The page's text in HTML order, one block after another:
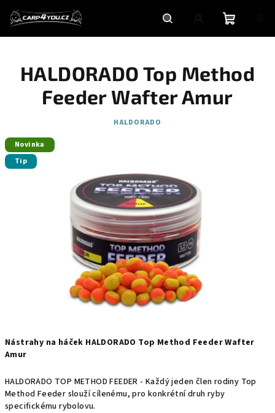
obsah
HledatPřihlášeníNákupní
košík
Nástrahy na háček HALDORADO Top Method Feeder Wafter
Amur
HALDORADO TOP METHOD FEEDER - Každý jeden člen rodiny Top
Method Feeder slouží cílenému, pro konkrétní druh ryby
specifickému rybolovu.
HALDORADO Top Method
Feeder Wafter Amur
HALDORADO
Novinka
Tip